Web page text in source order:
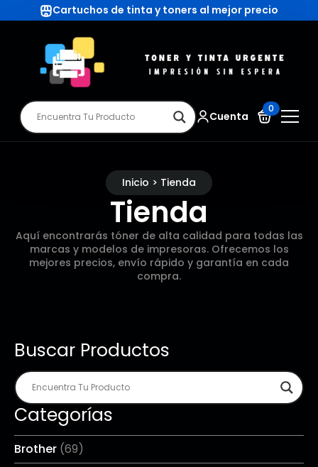
Cartuchos de tinta y toners al mejor precio
Cuenta
0
Inicio > Tienda
Tienda
Aquí encontrarás tóner de alta calidad para todas las
marcas y modelos de impresoras. Ofrecemos los
mejores precios, envío rápido y garantía en cada
compra.
Buscar Productos
Categorías
Brother (69)